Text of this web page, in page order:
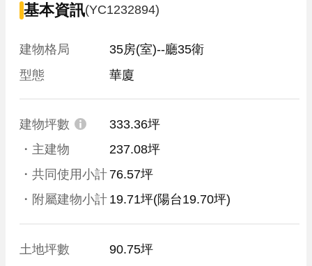
基本資訊(YC1232894)
建物格局
35房(室)--廳35衛
型態
華廈
建物坪數
333.36坪
・主建物
237.08坪
・共同使用小計 76.57坪
・附屬建物小計 19.71坪(陽台19.70坪)
土地坪數
90.75坪